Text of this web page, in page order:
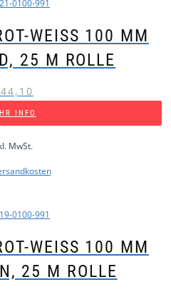
WEISS 100 MM M
25 M ROLLE
44,10
INFO
MwSt.
WEISS 100 MM S
25 M ROLLE